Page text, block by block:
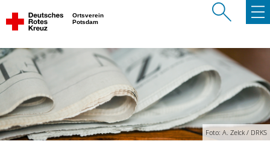
Ortsverein
Potsdam
Foto: A. Zelck / DRKS